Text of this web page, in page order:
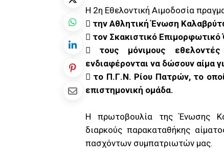
H 2η Εθελοντική Αιμοδοσία
 την Αθλητική Ένωση
 τον Σκακιστικό

τους μόνιμους
ενδιαφέρονται να δώσουν αίμα
 το Π.Γ.Ν. Ρίου Πατρών, το
επιστημονική ομάδα.
Η πρωτοβουλία της Ένωσης
διαρκούς παρακαταθήκης
πασχόντων συμπατριωτών μας.